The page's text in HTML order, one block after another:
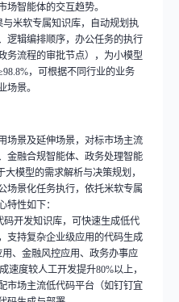
智能体的交互趋势。
米软专属知识库，自动规划执
逻辑编排顺序，办公任务的执行
务流程的审批节点），为小模型
，可根据不同行业的业务
场景。
场景及延伸场景，对标市场主流
金融合规智能体、政务处理智能
大模型的需求解析与决策规划，
场景化任务执行，依托米软专属
特性如下：
码开发知识库，可快速生成低代
支持复杂企业级应用的代码生成
、金融风控应用、政务办事应
速度较人工开发提升80%以上，
市场主流低代码平台（如钉钉宜